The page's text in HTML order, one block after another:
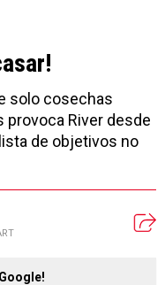
solo cosechas
River desde
de objetivos no